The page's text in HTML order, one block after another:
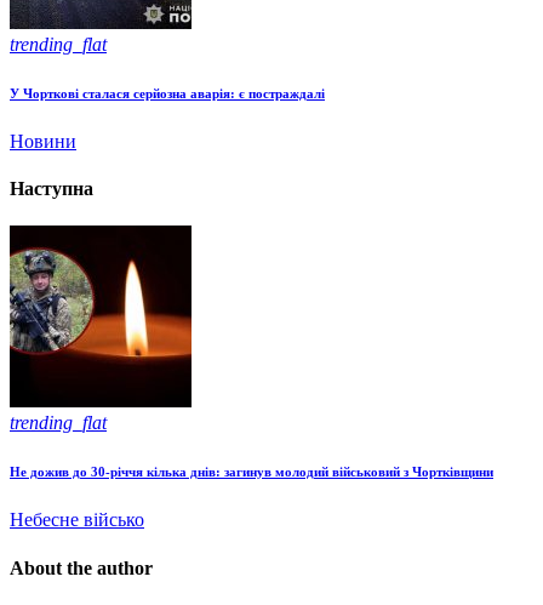
trending_flat
У Чорткові сталася серйозна аварія: є постраждалі
Новини
Наступна
trending_flat
Не дожив до 30-річчя кілька днів: загинув молодий військовий з Чортківщини
Небесне військо
About the author